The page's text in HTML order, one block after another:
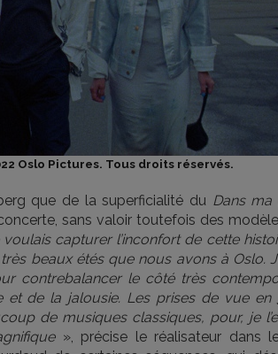
Oslo Pictures. Tous droits réservés.
que de la superficialité du Dans ma
sans valoir toutefois des
voulais capturer l’inconfort de cette
beaux étés que nous avons à Oslo.
contrebalancer le côté très
et de la jalousie. Les prises de vue en
de musiques classiques, pour, je
», précise le réalisateur dans